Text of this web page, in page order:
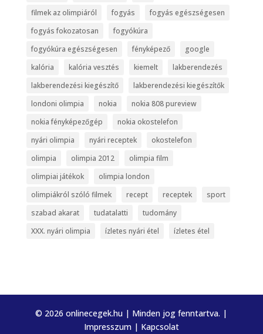
filmek az olimpiáról
fogyás
fogyás egészségesen
fogyás fokozatosan
fogyókúra
fogyókúra egészségesen
fényképező
google
kalória
kalória vesztés kiemelt
lakberendezés
lakberendezési kiegészítő
lakberendezési kiegészítők
londoni olimpia
nokia
nokia 808 pureview
nokia fényképezőgép
nokia okostelefon
nyári olimpia
nyári receptek
okostelefon
olimpia
olimpia 2012
olimpia film
olimpiai játékok
olimpia london
olimpiákról szóló filmek
recept receptek
sport
szabad akarat
tudatalatti
tudomány
XXX. nyári olimpia
ízletes nyári étel ízletes étel
© 2026 onlinecegek.hu | Minden jog fenntartva. |
Impresszum| Kapcsolat